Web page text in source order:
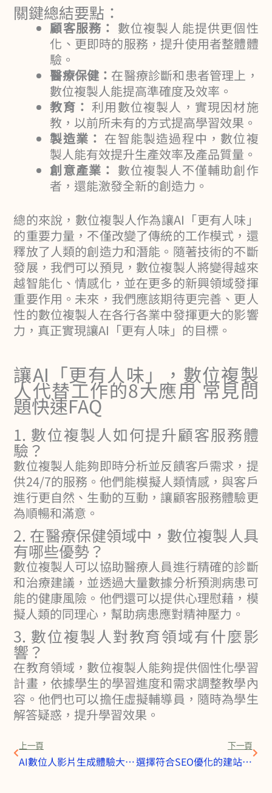
關鍵總結要點：
顧客服務： 數位複製人能提供更個性
化、更即時的服務，提升使用者整體體
驗。
醫療保健： 在醫療診斷和患者管理上，
數位複製人能提高準確度及效率。
教育： 利用數位複製人，實現因材施
教，以前所未有的方式提高學習效果。
製造業： 在智能製造過程中，數位複
製人能有效提升生產效率及產品質量。
創意產業： 數位複製人不僅輔助創作
者，還能激發全新的創造力。
總的來說，數位複製人作為讓AI「更有人味」
的重要力量，不僅改變了傳統的工作模式，還
釋放了人類的創造力和潛能。隨著技術的不斷
發展，我們可以預見，數位複製人將變得越來
越智能化、情感化，並在更多的新興領域發揮
重要作用。未來，我們應該期待更完善、更人
性的數位複製人在各行各業中發揮更大的影響
力，真正實現讓AI「更有人味」的目標。
讓AI「更有人味」，數位複製
人代替工作的8大應用 常見問
題快速FAQ
1. 數位複製人如何提升顧客服務體
驗？
數位複製人能夠即時分析並反饋客戶需求，提
供24/7的服務。他們能模擬人類情感，與客戶
進行更自然、生動的互動，讓顧客服務體驗更
為順暢和滿意。
2. 在醫療保健領域中，數位複製人具
有哪些優勢？
數位複製人可以協助醫療人員進行精確的診斷
和治療建議，並透過大量數據分析預測病患可
能的健康風險。他們還可以提供心理慰藉，模
擬人類的同理心，幫助病患應對精神壓力。
3. 數位複製人對教育領域有什麼影
響？
在教育領域，數位複製人能夠提供個性化學習
計畫，依據學生的學習進度和需求調整教學內
容。他們也可以擔任虛擬輔導員，隨時為學生
解答疑惑，提升學習效果。
上一頁
上一頁
AI數位人影片生成體驗大公開~「複刻真人AI數位人」
下一頁
選擇符合SEO優化的建站系統：提升網站排名與流量的關鍵祕訣
下一